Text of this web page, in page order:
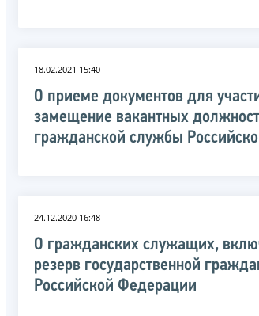
18.02.2021 15:40
О приеме документов для
замещение вакантных
гражданской службы
24.12.2020 16:48
О гражданских служащих,
резерв государственной
Российской Федерации